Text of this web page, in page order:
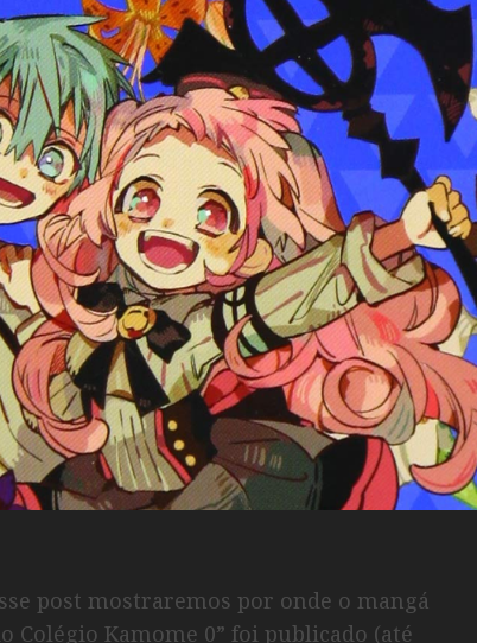
post mostraremos por onde o mangá
Colégio Kamome 0” foi publicado (até